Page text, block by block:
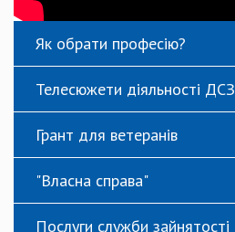
Як обрати професію?
Телесюжети діяльності ДСЗ
Грант для ветеранів
"Власна справа"
Послуги служби зайнятості